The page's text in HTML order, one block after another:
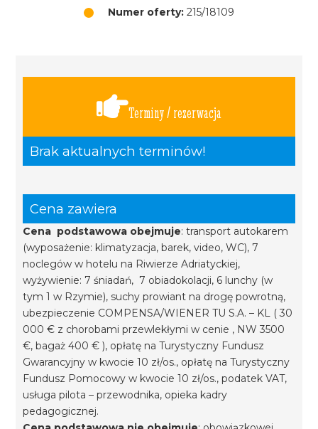
Numer oferty: 215/18109
Terminy / rezerwacja
Brak aktualnych terminów!
Cena zawiera
Cena podstawowa obejmuje: transport autokarem
(wyposażenie: klimatyzacja, barek, video, WC), 7
noclegów w hotelu na Riwierze Adriatyckiej,
wyżywienie: 7 śniadań, 7 obiadokolacji, 6 lunchy (w
tym 1 w Rzymie), suchy prowiant na drogę powrotną,
ubezpieczenie COMPENSA/WIENER TU S.A. – KL ( 30
000 € z chorobami przewlekłymi w cenie , NW 3500
€, bagaż 400 € ), opłatę na Turystyczny Fundusz
Gwarancyjny w kwocie 10 zł/os., opłatę na Turystyczny
Fundusz Pomocowy w kwocie 10 zł/os., podatek VAT,
usługa pilota – przewodnika, opieka kadry
pedagogicznej.